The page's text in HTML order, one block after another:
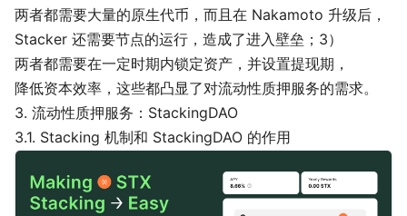
两者都需要大量的原生代币，而且在 Nakamoto 升级后，
Stacker 还需要节点的运行，造成了进入壁垒；3）
两者都需要在一定时期内锁定资产，并设置提现期，
降低资本效率，这些都凸显了对流动性质押服务的需求。
3. 流动性质押服务：StackingDAO
3.1. Stacking 机制和 StackingDAO 的作用